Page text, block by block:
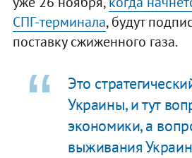
СПГ-терминала, будут
поставку сжиженного газа.
Это
Украины, и тут
экономики, а
выживания